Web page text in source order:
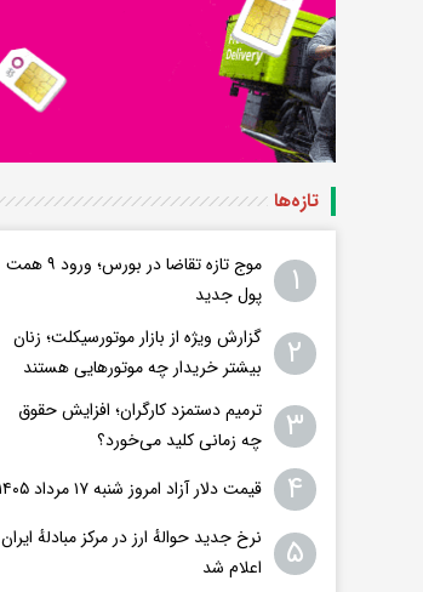
تازه‌ها
۱
موج تازه تقاضا در بورس؛ ورود ۹ همت
پول جدید
۲
گزارش ویژه از بازار موتورسیکلت؛ زنان
بیشتر خریدار چه موتورهایی هستند
۳
ترمیم دستمزد کارگران؛ افزایش حقوق
چه زمانی کلید می‌خورد؟
۴ قیمت دلار آزاد امروز شنبه ۱۷ مرداد ۱۴۰۵
۵
نرخ جدید حوالهٔ ارز در مرکز مبادلهٔ ایران
اعلام شد